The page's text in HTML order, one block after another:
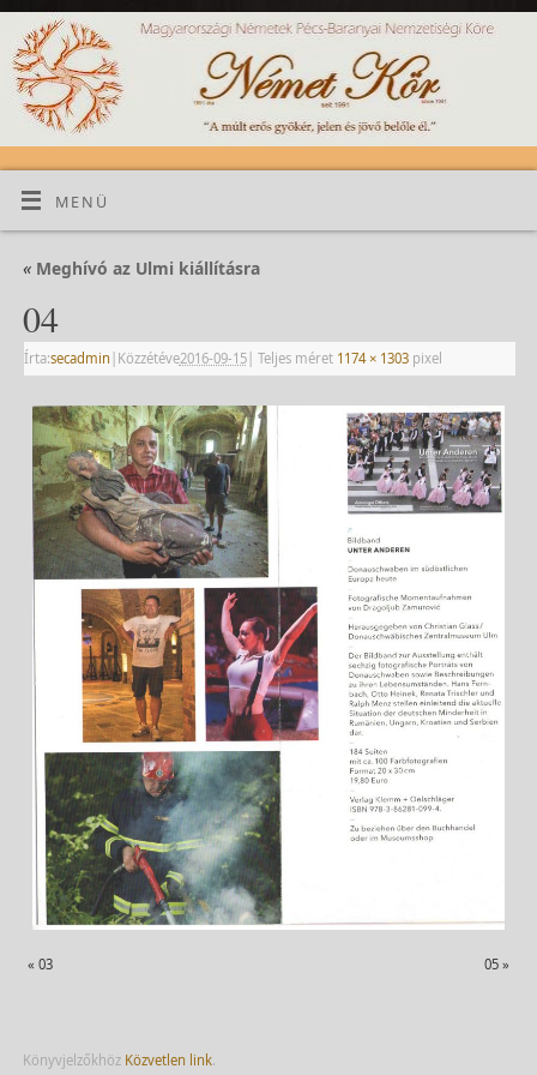
MENÜ
«Meghívó az Ulmi kiállításra
04
Írta:secadmin | Közzétéve2016-09-15| Teljes méret 1174 × 1303pixel
« 03 05 »
Könyvjelzőkhöz Közvetlen link.